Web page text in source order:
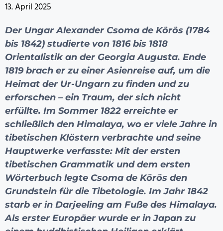
13. April 2025
Der Ungar Alexander Csoma de Körös (1784
bis 1842) studierte von 1816 bis 1818
Orientalistik an der Georgia Augusta. Ende
1819 brach er zu einer Asienreise auf, um die
Heimat der Ur-Ungarn zu finden und zu
erforschen – ein Traum, der sich nicht
erfüllte. Im Sommer 1822 erreichte er
schließlich den Himalaya, wo er viele Jahre in
tibetischen Klöstern verbrachte und seine
Hauptwerke verfasste: Mit der ersten
tibetischen Grammatik und dem ersten
Wörterbuch legte Csoma de Körös den
Grundstein für die Tibetologie. Im Jahr 1842
starb er in Darjeeling am Fuße des Himalaya.
Als erster Europäer wurde er in Japan zu